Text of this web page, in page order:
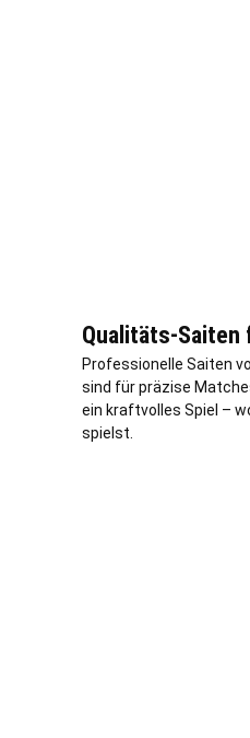
Qualitäts-Saiten
Professionelle Saiten
sind für präzise
ein kraftvolles Spiel –
spielst.